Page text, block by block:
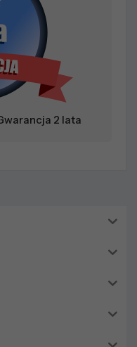
2 lata